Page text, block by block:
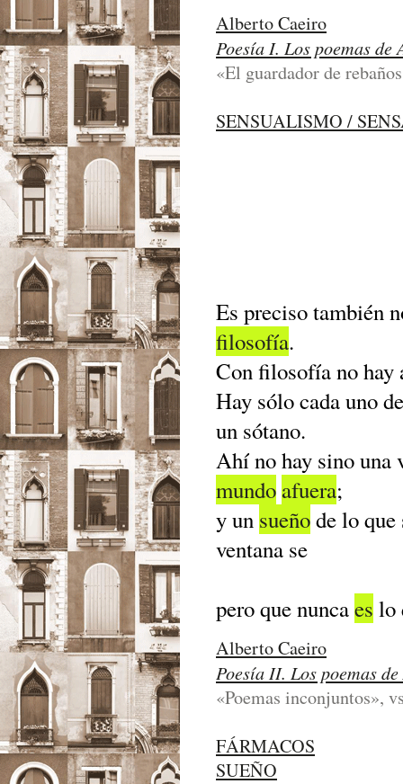
Alberto Caeiro
Poesía I. Los poemas
«El guardador de
SENSUALISMO /
Es preciso también
filosofía.
Con filosofía no hay
Hay sólo cada uno
un sótano.
Ahí no hay sino una
mundo afuera;
y un sueñode lo
ventana se
pero que nuncaes lo
Alberto Caeiro
Poesía II. Los poemas
«Poemas inconjuntos»,
FÁRMACOS
SUEÑO